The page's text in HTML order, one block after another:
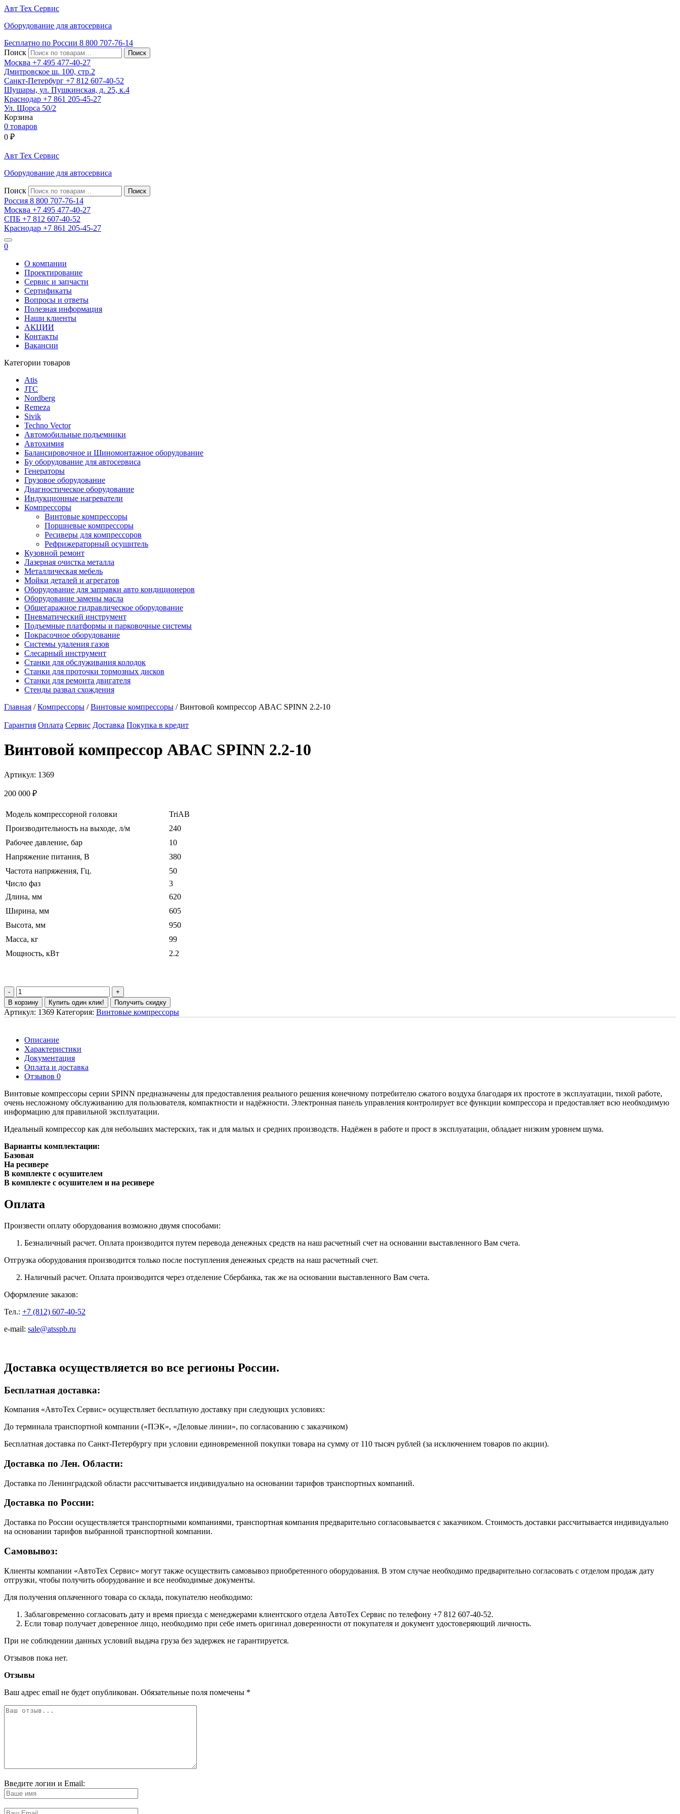
Авт Тех Сервис
Оборудование для автосервиса
Бесплатно по России 8 800 707-76-14
Поиск
Москва +7 495 477-40-27
Дмитровское ш. 100, стр.2
Санкт-Петербург +7 812 607-40-52
Шушары, ул. Пушкинская, д. 25, к.4
Краснодар +7 861 205-45-27
Ул. Щорса 50/2
Корзина
0 товаров
0 ₽
Авт Тех Сервис
Оборудование для автосервиса
Поиск
Россия 8 800 707-76-14
Москва +7 495 477-40-27
СПБ +7 812 607-40-52
Краснодар +7 861 205-45-27
0
О компании
Проектирование
Сервис и запчасти
Сертификаты
Вопросы и ответы
Полезная информация
Наши клиенты
АКЦИИ
Контакты
Вакансии
Категории товаров
Atis
JTC
Nordberg
Remeza
Sivik
Techno Vector
Автомобильные подъемники
Автохимия
Балансировочное и Шиномонтажное оборудование
Бу оборудование для автосервиса
Генераторы
Грузовое оборудование
Диагностическое оборудование
Индукционные нагреватели
Компрессоры
Винтовые компрессоры
Поршневые компрессоры
Ресиверы для компрессоров
Рефрижераторный осушитель
Кузовной ремонт
Лазерная очистка металла
Металлическая мебель
Мойки деталей и агрегатов
Оборудование для заправки авто кондиционеров
Оборудование замены масла
Общегаражное гидравлическое оборудование
Пневматический инструмент
Подъемные платформы и парковочные системы
Покрасочное оборудование
Системы удаления газов
Слесарный инструмент
Станки для обслуживания колодок
Станки для проточки тормозных дисков
Станки для ремонта двигателя
Стенды развал схождения
Главная /Компрессоры /Винтовые компрессоры / Винтовой компрессор ABAC SPINN 2.2-10
Гарантия Оплата Сервис Доставка Покупка в кредит
Винтовой компрессор ABAC SPINN 2.2-10
Артикул: 1369
200 000 ₽
Модель компрессорной головки
TriAB
Производительность на выходе, л/м
240
Рабочее давление, бар
10
Напряжение питания, В
380
Частота напряжения, Гц.
50
Число фаз
3
Длина, мм
620
Ширина, мм
605
Высота, мм
950
Масса, кг
99
Мощность, кВт
2.2
В корзину Купить один клик! Получить скидку
Артикул: 1369 Категория: Винтовые компрессоры
Описание
Характеристики
Документация
Оплата и доставка
Отзывов 0
Винтовые компрессоры серии SPINN предназначены для предоставления реального решения конечному потребителю сжатого воздуха благодаря их простоте в эксплуатации, тихой работе,
очень несложному обслуживанию для пользователя, компактности и надёжности. Электронная панель управления контролирует все функции компрессора и предоставляет всю необходимую
информацию для правильной эксплуатации.
Идеальный компрессор как для небольших мастерских, так и для малых и средних производств. Надёжен в работе и прост в эксплуатации, обладает низким уровнем шума.
Варианты комплектации:
Базовая
На ресивере
В комплекте с осушителем
В комплекте с осушителем и на ресивере
Оплата
Произвести оплату оборудования возможно двумя способами:
Безналичный расчет. Оплата производится путем перевода денежных средств на наш расчетный счет на основании выставленного Вам счета.
Отгрузка оборудования производится только после поступления денежных средств на наш расчетный счет.
Наличный расчет. Оплата производится через отделение Сбербанка, так же на основании выставленного Вам счета.
Оформление заказов:
Тел.: +7 (812) 607-40-52
e-mail: sale@atsspb.ru
Доставка осуществляется во все регионы России.
Бесплатная доставка:
Компания «АвтоТех Сервис» осуществляет бесплатную доставку при следующих условиях:
До терминала транспортной компании («ПЭК», «Деловые линии», по согласованию с заказчиком)
Бесплатная доставка по Санкт-Петербургу при условии единовременной покупки товара на сумму от 110 тысяч рублей (за исключением товаров по акции).
Доставка по Лен. Области:
Доставка по Ленинградской области рассчитывается индивидуально на основании тарифов транспортных компаний.
Доставка по России:
Доставка по России осуществляется транспортными компаниями, транспортная компания предварительно согласовывается с заказчиком. Стоимость доставки рассчитывается индивидуально
на основании тарифов выбранной транспортной компании.
Самовывоз:
Клиенты компании «АвтоТех Сервис» могут также осуществить самовывоз приобретенного оборудования. В этом случае необходимо предварительно согласовать с отделом продаж дату
отгрузки, чтобы получить оборудование и все необходимые документы.
Для получения оплаченного товара со склада, покупателю необходимо:
Заблаговременно согласовать дату и время приезда с менеджерами клиентского отдела АвтоТех Сервис по телефону +7 812 607-40-52.
Если товар получает доверенное лицо, необходимо при себе иметь оригинал доверенности от покупателя и документ удостоверяющий личность.
При не соблюдении данных условий выдача груза без задержек не гарантируется.
Отзывов пока нет.
Отзывы
Ваш адрес email не будет опубликован. Обязательные поля помечены *
Введите логин и Email: